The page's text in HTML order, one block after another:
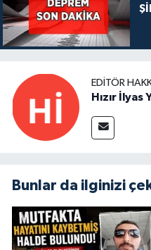
EDITÖR
Hızır İlyas
Bunlar da ilginizi